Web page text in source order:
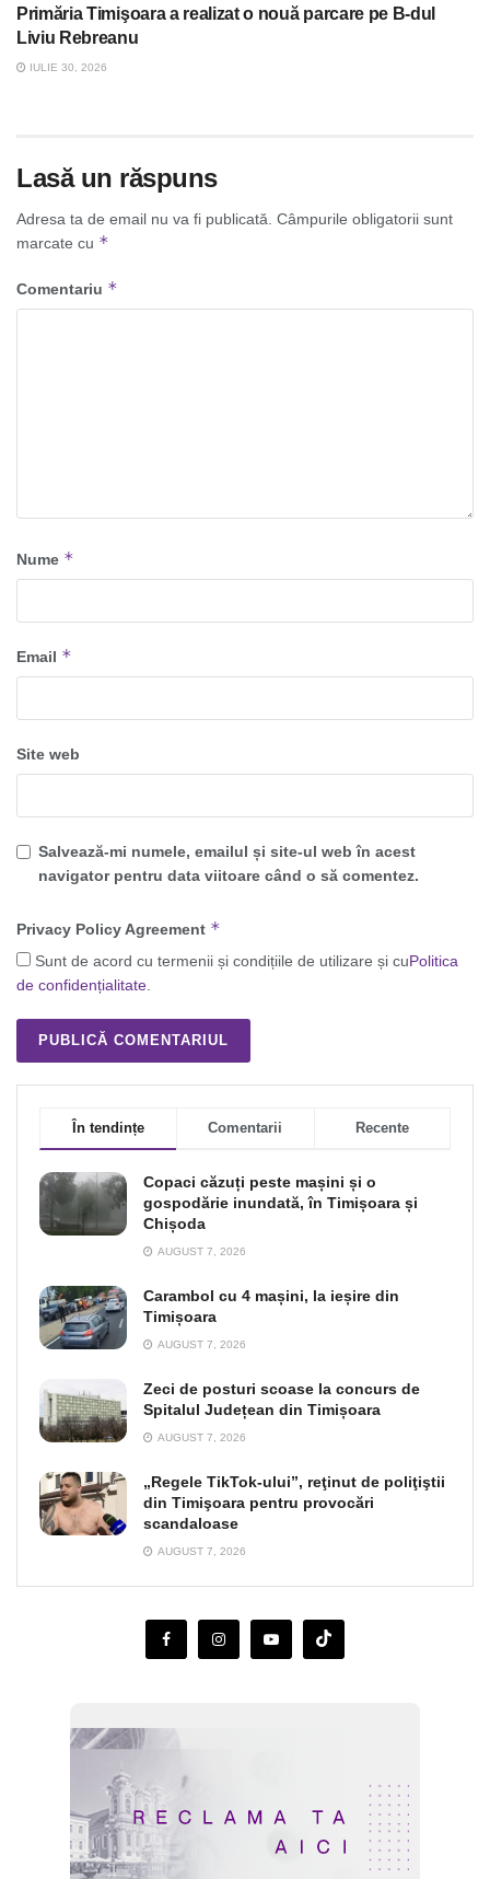
Primăria Timişoara a realizat o nouă parcare pe B-dul
Liviu Rebreanu
IULIE 30, 2026
Lasă un răspuns
Adresa ta de email nu va fi publicată. Câmpurile obligatorii sunt
marcate cu *
Comentariu *
Nume *
Email *
Site web
Salvează-mi numele, emailul și site-ul web în acest
navigator pentru data viitoare când o să comentez.
Privacy Policy Agreement *
Sunt de acord cu termenii și condițiile de utilizare și cuPolitica
de confidențialitate.
În tendințe Comentarii Recente
Copaci căzuți peste mașini și o
gospodărie inundată, în Timișoara și
Chișoda
AUGUST 7, 2026
Carambol cu 4 mașini, la ieșire din
Timișoara
AUGUST 7, 2026
Zeci de posturi scoase la concurs de
Spitalul Județean din Timișoara
AUGUST 7, 2026
„Regele TikTok-ului”, reţinut de poliţiştii
din Timişoara pentru provocări
scandaloase
AUGUST 7, 2026